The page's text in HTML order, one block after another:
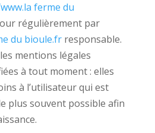
ferme du
régulièrement par
du bioule.frresponsable.
mentions légales
à tout moment : elles
à l’utilisateur qui est
plus souvent possible afin